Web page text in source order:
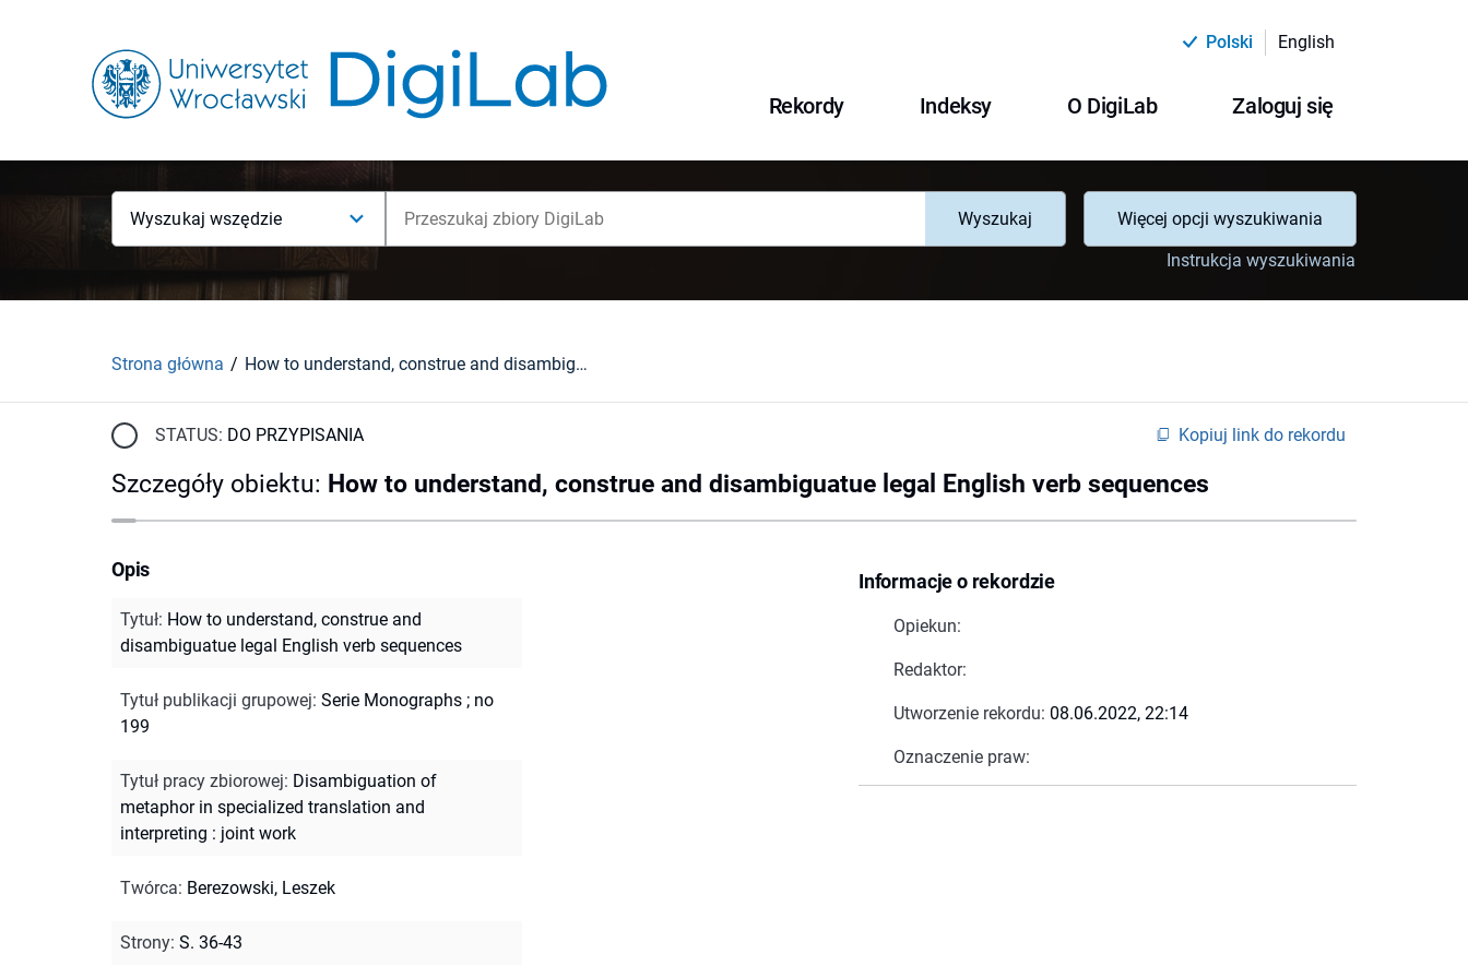
Polski English
Rekordy Indeksy O DigiLab Zaloguj się
Wyszukaj wszędzie Wyszukaj
Więcej opcji wyszukiwania
Instrukcja wyszukiwania
Strona główna How to understand, construe and disambiguatue legal English verb sequences
STATUS: DO PRZYPISANIA Kopiuj link do rekordu
Szczegóły obiektu: How to understand, construe and disambiguatue legal English verb sequences
Informacje o rekordzie
Opiekun:
Redaktor:
Utworzenie rekordu: 08.06.2022, 22:14
Oznaczenie praw:
Opis
Tytuł: How to understand, construe and
disambiguatue legal English verb sequences
Tytuł publikacji grupowej: Serie Monographs ; no
199
Tytuł pracy zbiorowej: Disambiguation of
metaphor in specialized translation and
interpreting : joint work
Twórca: Berezowski, Leszek
Strony: S. 36-43